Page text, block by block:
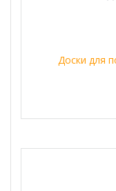
Доски для